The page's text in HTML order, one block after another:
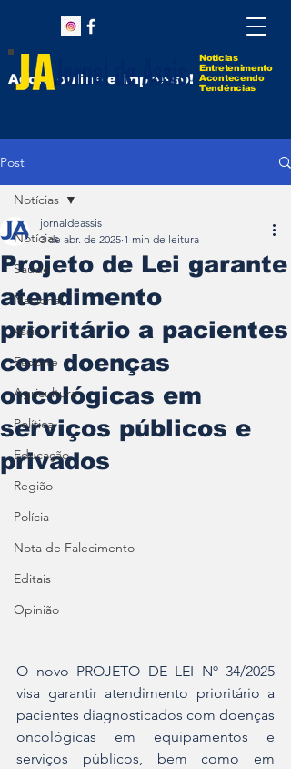
Notícias
Entretenimento
Acontecendo
Tendências
Agora online e impresso!
Post
Notícias
Saúde
Nacional
Assis
Esporte
Agricultura
Política
Educação
Região
Polícia
Nota de Falecimento
Editais
Opinião
Notícias
Projeto de Lei garante
atendimento
prioritário a pacientes
com doenças
oncológicas em
serviços públicos e
privados
jornaldeassis
3 de abr. de 2025 1 min de leitura
O novo PROJETO DE LEI Nº 34/2025
visa garantir atendimento prioritário a
pacientes diagnosticados com doenças
oncológicas em equipamentos e
serviços públicos, bem como em